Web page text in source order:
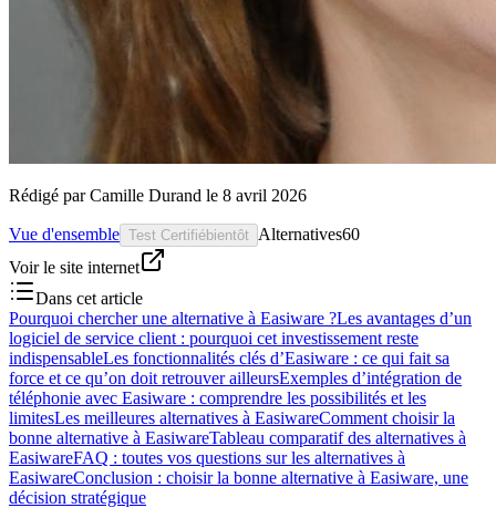
Rédigé par Camille Durand le 8 avril 2026
Vue d'ensemble Test Certifiébientôt Alternatives60
Voir le site internet
Dans cet article
Pourquoi chercher une alternative à Easiware ?Les avantages d’un
logiciel de service client : pourquoi cet investissement reste
indispensableLes fonctionnalités clés d’Easiware : ce qui fait sa
force et ce qu’on doit retrouver ailleursExemples d’intégration de
téléphonie avec Easiware : comprendre les possibilités et les
limitesLes meilleures alternatives à EasiwareComment choisir la
bonne alternative à EasiwareTableau comparatif des alternatives à
EasiwareFAQ : toutes vos questions sur les alternatives à
EasiwareConclusion : choisir la bonne alternative à Easiware, une
décision stratégique